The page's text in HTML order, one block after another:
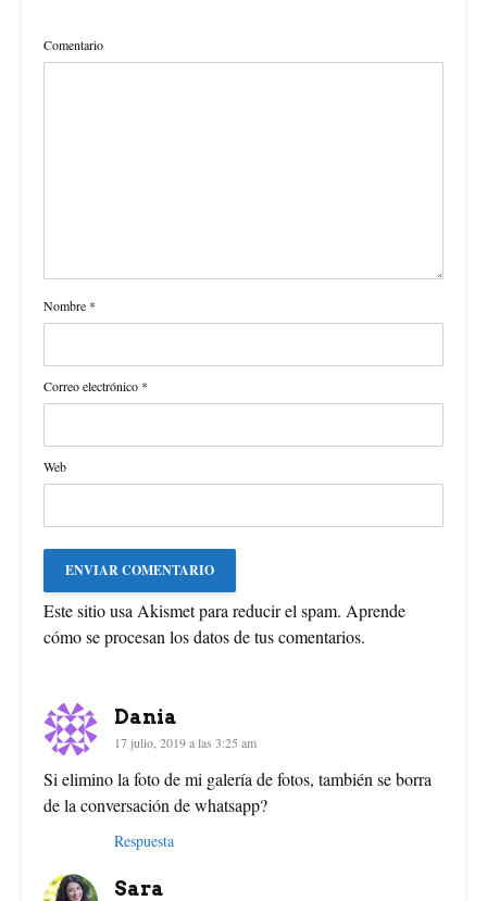
Comentario
Nombre *
Correo electrónico *
Web
Este sitio usa Akismet para reducir el spam. Aprende
cómo se procesan los datos de tus comentarios.
Dania
17 julio, 2019 a las 3:25 am
Si elimino la foto de mi galería de fotos, también se borra
de la conversación de whatsapp?
Respuesta
Sara